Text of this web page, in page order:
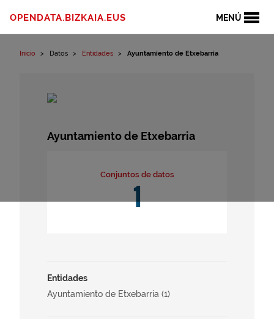
MENÚ
OPENDATA.BIZKAIA.EUS
Inicio Datos Entidades Ayuntamiento de Etxebarria
Ayuntamiento de Etxebarria
Conjuntos de datos
1
Entidades
Ayuntamiento de Etxebarria (1)